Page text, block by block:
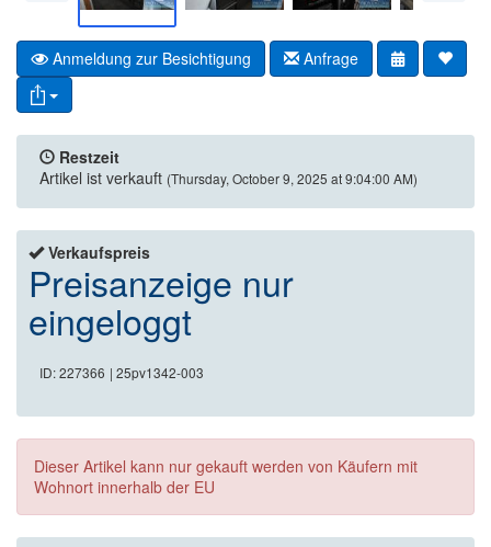
Anmeldung zur Besichtigung Anfrage
Restzeit
Artikel ist verkauft (Thursday, October 9, 2025 at 9:04:00 AM)
Verkaufspreis
Preisanzeige nur
eingeloggt
ID: 227366 | 25pv1342-003
Dieser Artikel kann nur gekauft werden von Käufern mit
Wohnort innerhalb der EU